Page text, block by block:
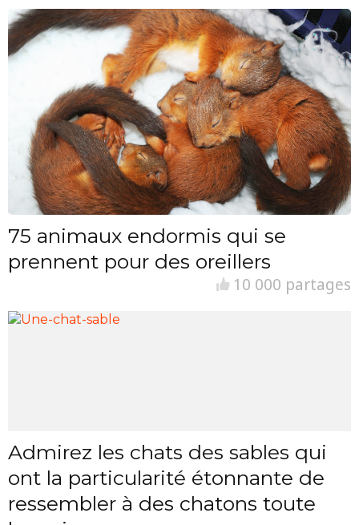
75 animaux endormis qui se
prennent pour des oreillers
10 000 partages
Admirez les chats des sables qui
ont la particularité étonnante de
ressembler à des chatons toute